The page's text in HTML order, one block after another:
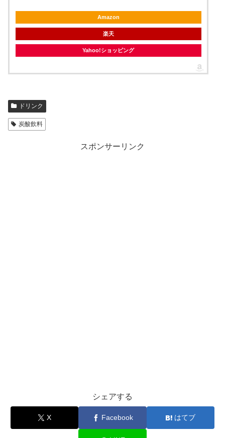
Amazon
楽天
Yahoo!ショッピング
ドリンク
炭酸飲料
スポンサーリンク
シェアする
X Facebook はてブ